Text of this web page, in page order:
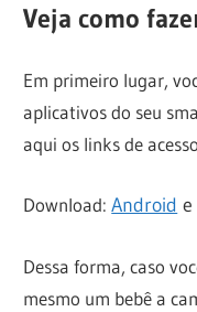
Veja como
Em primeiro lugar,
aplicativos do seu
aqui os links de
Download:Android e
Dessa forma, caso
mesmo um bebê a